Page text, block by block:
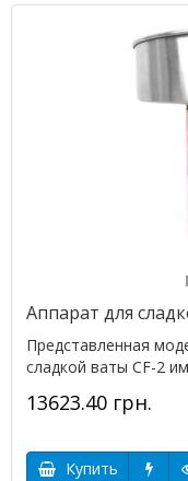
Аппарат для
Представленная
сладкой ваты CF-2
13623.40 грн.
Купить